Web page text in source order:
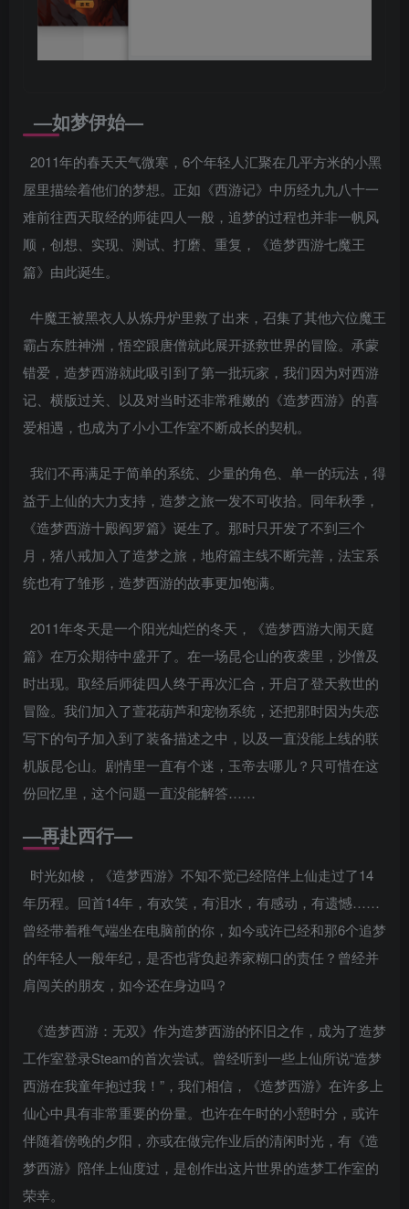
—如梦伊始—
2011年的春天天气微寒，6个年轻人汇聚在几平方米的小黑
屋里描绘着他们的梦想。正如《西游记》中历经九九八十一
难前往西天取经的师徒四人一般，追梦的过程也并非一帆风
顺，创想、实现、测试、打磨、重复，《造梦西游七魔王
篇》由此诞生。
牛魔王被黑衣人从炼丹炉里救了出来，召集了其他六位魔王
霸占东胜神洲，悟空跟唐僧就此展开拯救世界的冒险。承蒙
错爱，造梦西游就此吸引到了第一批玩家，我们因为对西游
记、横版过关、以及对当时还非常稚嫩的《造梦西游》的喜
爱相遇，也成为了小小工作室不断成长的契机。
我们不再满足于简单的系统、少量的角色、单一的玩法，得
益于上仙的大力支持，造梦之旅一发不可收拾。同年秋季，
《造梦西游十殿阎罗篇》诞生了。那时只开发了不到三个
月，猪八戒加入了造梦之旅，地府篇主线不断完善，法宝系
统也有了雏形，造梦西游的故事更加饱满。
2011年冬天是一个阳光灿烂的冬天，《造梦西游大闹天庭
篇》在万众期待中盛开了。在一场昆仑山的夜袭里，沙僧及
时出现。取经后师徒四人终于再次汇合，开启了登天救世的
冒险。我们加入了萱花葫芦和宠物系统，还把那时因为失恋
写下的句子加入到了装备描述之中，以及一直没能上线的联
机版昆仑山。剧情里一直有个迷，玉帝去哪儿？只可惜在这
份回忆里，这个问题一直没能解答……
—再赴西行—
时光如梭，《造梦西游》不知不觉已经陪伴上仙走过了14
年历程。回首14年，有欢笑，有泪水，有感动，有遗憾……
曾经带着稚气端坐在电脑前的你，如今或许已经和那6个追梦
的年轻人一般年纪，是否也背负起养家糊口的责任？曾经并
肩闯关的朋友，如今还在身边吗？
《造梦西游：无双》作为造梦西游的怀旧之作，成为了造梦
工作室登录Steam的首次尝试。曾经听到一些上仙所说“造梦
西游在我童年抱过我！”，我们相信，《造梦西游》在许多上
仙心中具有非常重要的份量。也许在午时的小憩时分，或许
伴随着傍晚的夕阳，亦或在做完作业后的清闲时光，有《造
梦西游》陪伴上仙度过，是创作出这片世界的造梦工作室的
荣幸。